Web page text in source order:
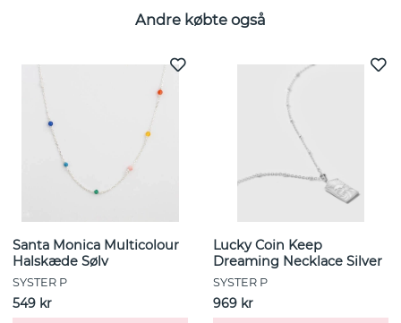
Andre købte også
Santa Monica Multicolour
Halskæde Sølv
SYSTER P
549 kr
Lucky Coin Keep
Dreaming Necklace Silver
SYSTER P
969 kr